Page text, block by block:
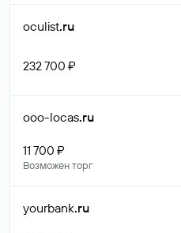
oculist.ru
232 700 ₽
ooo-locas.ru
11 700 ₽
Возможен торг
yourbank.ru